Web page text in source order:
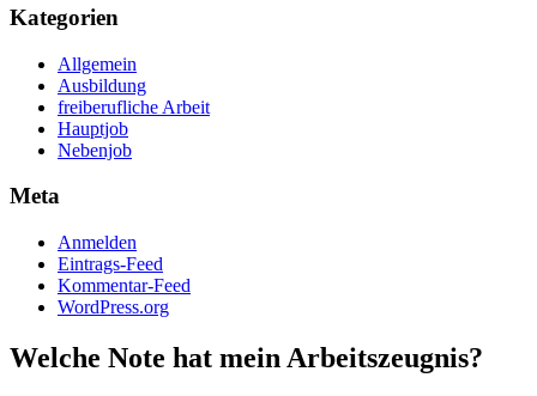
Kategorien
Allgemein
Ausbildung
freiberufliche Arbeit
Hauptjob
Nebenjob
Meta
Anmelden
Eintrags-Feed
Kommentar-Feed
WordPress.org
Welche Note hat mein Arbeitszeugnis?